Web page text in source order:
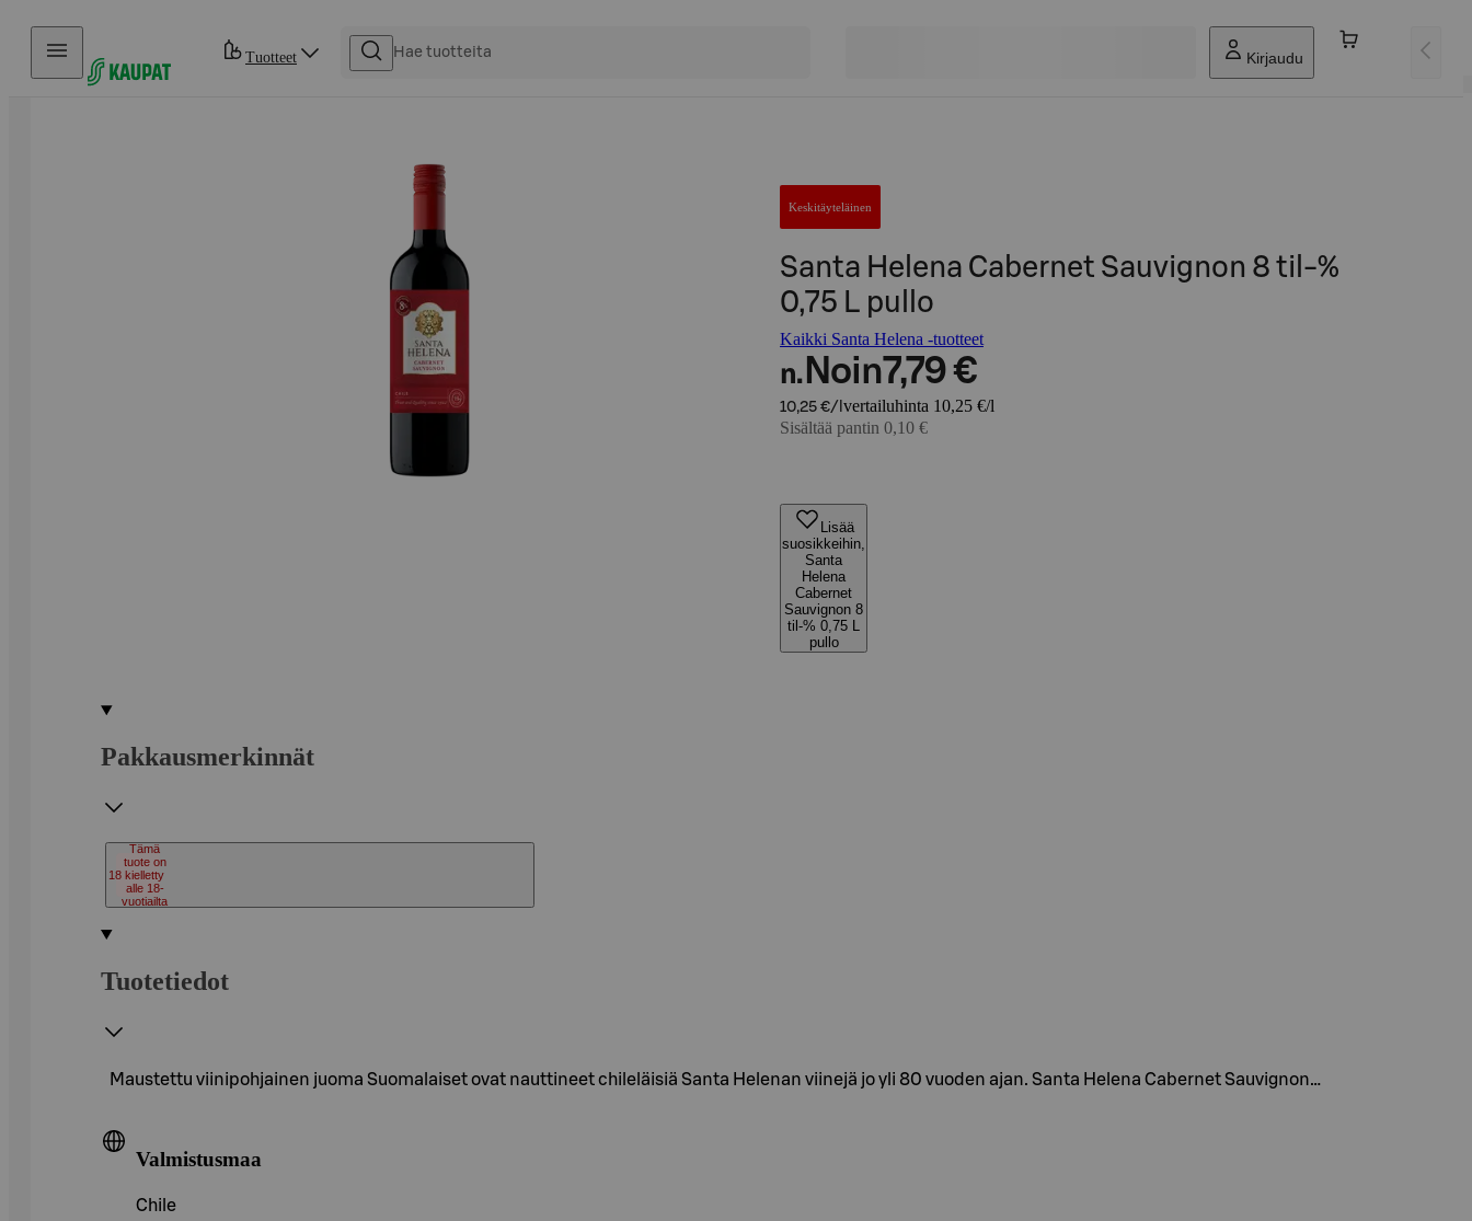
Hyppää sisältöön
Tuotteet Kirjaudu
Keskitäyteläinen
Santa Helena Cabernet Sauvignon 8 til-%
0,75 L pullo
Kaikki Santa Helena -tuotteet
n. Noin7,79 €
10,25 €/l vertailuhinta 10,25 €/l
Sisältää pantin 0,10 €
Lisää
suosikkeihin,
Santa
Helena
Cabernet
Sauvignon 8
til-% 0,75 L
pullo
Pakkausmerkinnät
18
Tämä
tuote on
kielletty
alle 18-
vuotiailta
Tuotetiedot
Maustettu viinipohjainen juoma Suomalaiset ovat nauttineet chileläisiä Santa Helenan viinejä jo yli 80 vuoden ajan. Santa Helena Cabernet Sauvignon…
Valmistusmaa
Chile